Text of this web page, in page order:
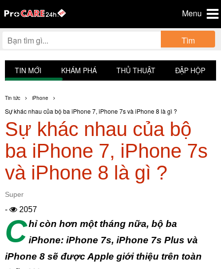
Menu
Tìm
TIN MỚI KHÁM PHÁ THỦ THUẬT ĐẬP HỘP
Tin tức iPhone
Sự khác nhau của bộ ba iPhone 7, iPhone 7s và iPhone 8 là gì ?
Sự khác nhau của bộ
ba iPhone 7, iPhone 7s
và iPhone 8 là gì ?
Super
- 2057
Chỉ còn hơn một tháng nữa, bộ ba
iPhone: iPhone 7s, iPhone 7s Plus và
iPhone 8 sẽ được Apple giới thiệu trên toàn